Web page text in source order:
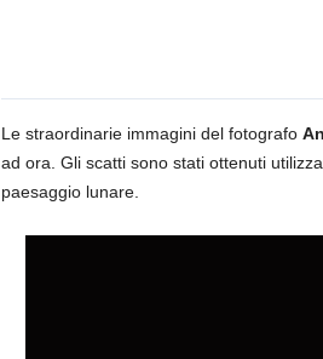
Le straordinarie immagini del fotografo
ad ora. Gli scatti sono stati ottenuti
paesaggio lunare.